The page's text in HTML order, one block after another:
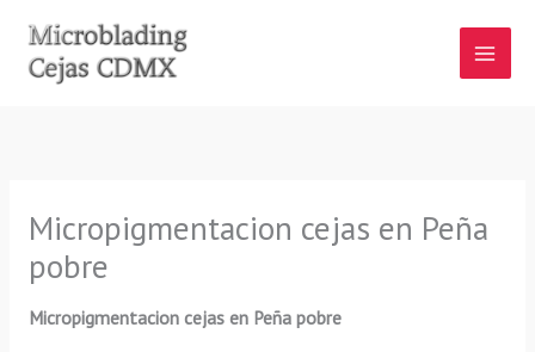
contenido
Micropigmentacion cejas en Peña
pobre
Micropigmentacion cejas en Peña pobre